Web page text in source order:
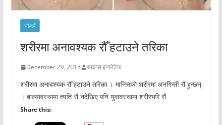
सौन्दर्य
शरीरमा अनावश्यक रौँ हटाउने तरिका
December 29, 2018 साइन्स इन्फोटेक
शरीरमा अनावश्यक रौँ हटाउने तरिका । मानिसको शरीरमा अनगिन्ती रौं हुन्छन्
। बाल्यावस्थामा त्यति रौं नदेखिए पनि युवावस्थामा शरीरभरि रौं
Share this: